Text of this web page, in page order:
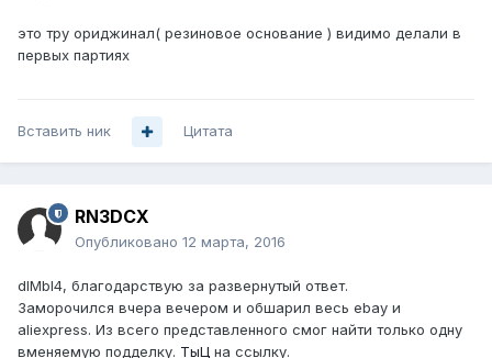
это тру ориджинал( резиновое основание ) видимо делали в
первых партиях
Вставить ник Цитата
RN3DCX
Опубликовано 12 марта, 2016
dIMbI4, благодарствую за развернутый ответ.
Заморочился вчера вечером и обшарил весь ebay и
aliexpress. Из всего представленного смог найти только одну
вменяемую подделку. ТыЦ на ссылку.